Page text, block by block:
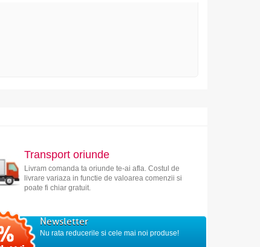
Transport oriunde
Livram comanda ta oriunde te-ai afla. Costul de
livrare variaza in functie de valoarea comenzii si
poate fi chiar gratuit.
Newsletter
Nu rata reducerile si cele mai noi produse!